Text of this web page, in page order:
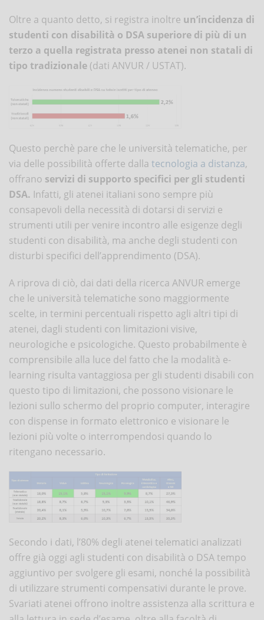
Oltre a quanto detto, si registra inoltre un’incidenza di
studenti con disabilità o DSA superiore di più di un
terzo a quella registrata presso atenei non statali di
tipo tradizionale (dati ANVUR / USTAT).
Questo perchè pare che le università telematiche, per
via delle possibilità offerte dalla tecnologia a distanza,
offrano servizi di supporto specifici per gli studenti
DSA. Infatti, gli atenei italiani sono sempre più
consapevoli della necessità di dotarsi di servizi e
strumenti utili per venire incontro alle esigenze degli
studenti con disabilità, ma anche degli studenti con
disturbi specifici dell’apprendimento (DSA).
A riprova di ciò, dai dati della ricerca ANVUR emerge
che le università telematiche sono maggiormente
scelte, in termini percentuali rispetto agli altri tipi di
atenei, dagli studenti con limitazioni visive,
neurologiche e psicologiche. Questo probabilmente è
comprensibile alla luce del fatto che la modalità e-
learning risulta vantaggiosa per gli studenti disabili con
questo tipo di limitazioni, che possono visionare le
lezioni sullo schermo del proprio computer, interagire
con dispense in formato elettronico e visionare le
lezioni più volte o interrompendosi quando lo
ritengano necessario.
Secondo i dati, l’80% degli atenei telematici analizzati
offre già oggi agli studenti con disabilità o DSA tempo
aggiuntivo per svolgere gli esami, nonché la possibilità
di utilizzare strumenti compensativi durante le prove.
Svariati atenei offrono inoltre assistenza alla scrittura e